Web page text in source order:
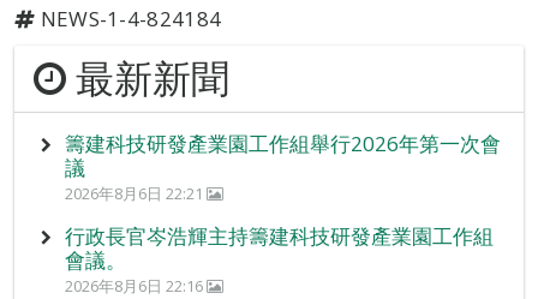
NEWS-1-4-824184
最新新聞
籌建科技研發產業園工作組舉行2026年第一次會
議
2026年8月6日 22:21
行政長官岑浩輝主持籌建科技研發產業園工作組
會議。
2026年8月6日 22:16